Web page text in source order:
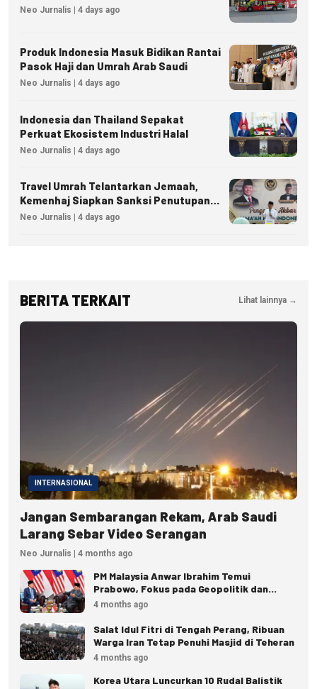
Neo Jurnalis | 4 days ago
Produk Indonesia Masuk Bidikan Rantai
Pasok Haji dan Umrah Arab Saudi
Neo Jurnalis | 4 days ago
Indonesia dan Thailand Sepakat
Perkuat Ekosistem Industri Halal
Neo Jurnalis | 4 days ago
Travel Umrah Telantarkan Jemaah,
Kemenhaj Siapkan Sanksi Penutupan
Izin hingga Pidana
Neo Jurnalis | 4 days ago
BERITA TERKAIT Lihat lainnya →
INTERNASIONAL
Jangan Sembarangan Rekam, Arab Saudi
Larang Sebar Video Serangan
Neo Jurnalis | 4 months ago
PM Malaysia Anwar Ibrahim Temui
Prabowo, Fokus pada Geopolitik dan
Ekonomi
4 months ago
Salat Idul Fitri di Tengah Perang, Ribuan
Warga Iran Tetap Penuhi Masjid di Teheran
4 months ago
Korea Utara Luncurkan 10 Rudal Balistik